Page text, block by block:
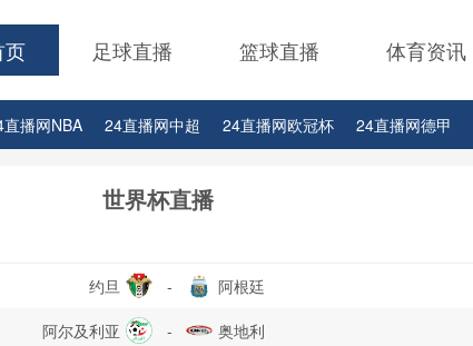
页 足球直播 篮球直播 体育资讯
直播网NBA 24直播网中超 24直播网欧冠杯 24直播网德甲
世界杯直播
约旦 - 阿根廷
阿尔及利亚 - 奥地利